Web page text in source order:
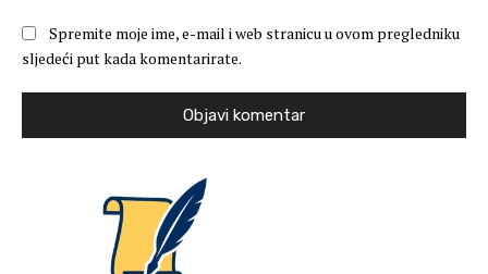
Spremite moje ime, e-mail i web stranicu u ovom pregledniku
sljedeći put kada komentarirate.